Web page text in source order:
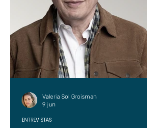
ENTREVISTAS
Valeria Sol Groisman
9 jun